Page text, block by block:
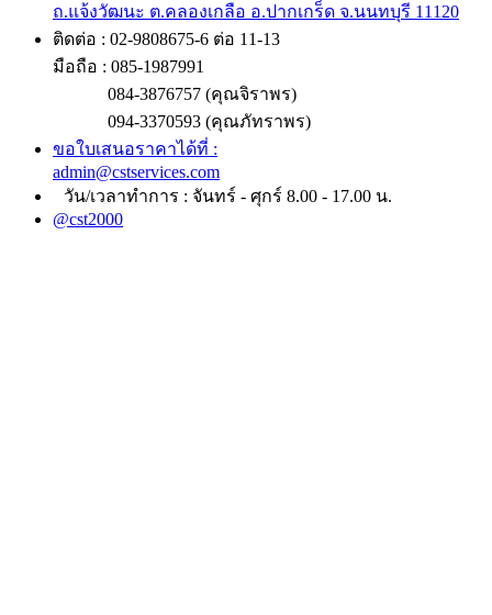
ถ.แจ้งวัฒนะ ต.คลองเกลือ อ.ปากเกร็ด จ.นนทบุรี 11120
ติดต่อ : 02-9808675-6 ต่อ 11-13
มือถือ : 085-1987991
084-3876757 (คุณจิราพร)
094-3370593 (คุณภัทราพร)
ขอใบเสนอราคาได้ที่ :
admin@cstservices.com
วัน/เวลาทำการ : จันทร์ - ศุกร์ 8.00 - 17.00 น.
@cst2000